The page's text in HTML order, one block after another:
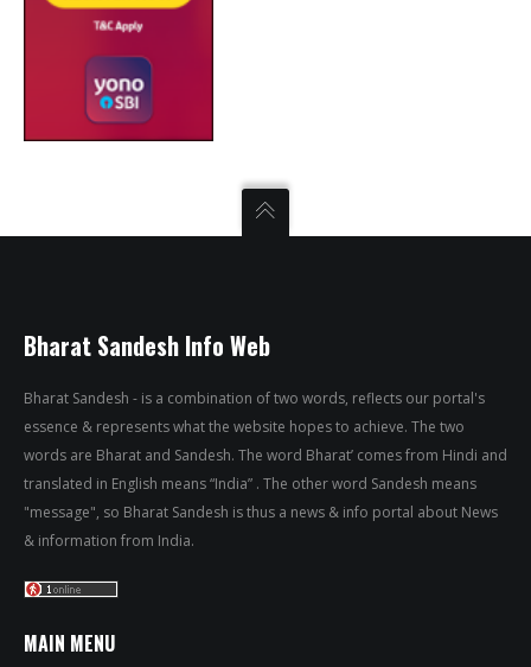
Bharat Sandesh Info Web
Bharat Sandesh - is a combination of two words, reflects our portal's
essence & represents what the website hopes to achieve. The two
words are Bharat and Sandesh. The word Bharat’ comes from Hindi and
translated in English means “India” . The other word Sandesh means
"message", so Bharat Sandesh is thus a news & info portal about News
& information from India.
MAIN MENU